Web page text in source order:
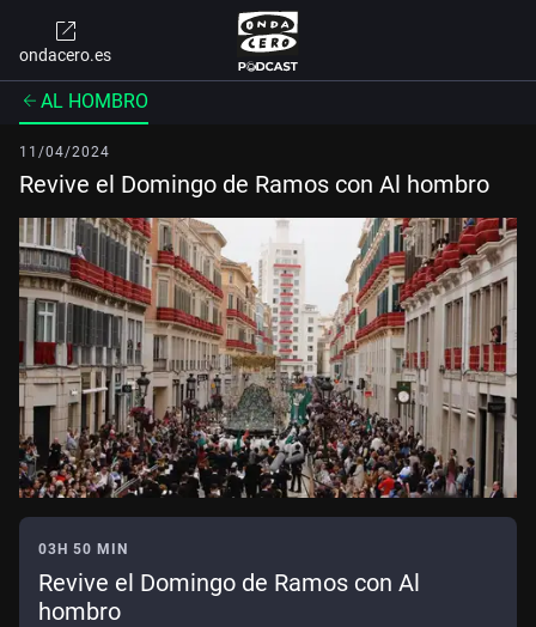
ondacero.es
AL HOMBRO
11/04/2024
Revive el Domingo de Ramos con Al hombro
03H 50 MIN
Revive el Domingo de Ramos con Al
hombro